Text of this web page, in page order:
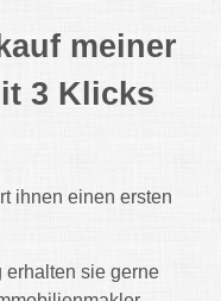
meiner
3 Klicks
ihnen einen ersten
erhalten sie gerne